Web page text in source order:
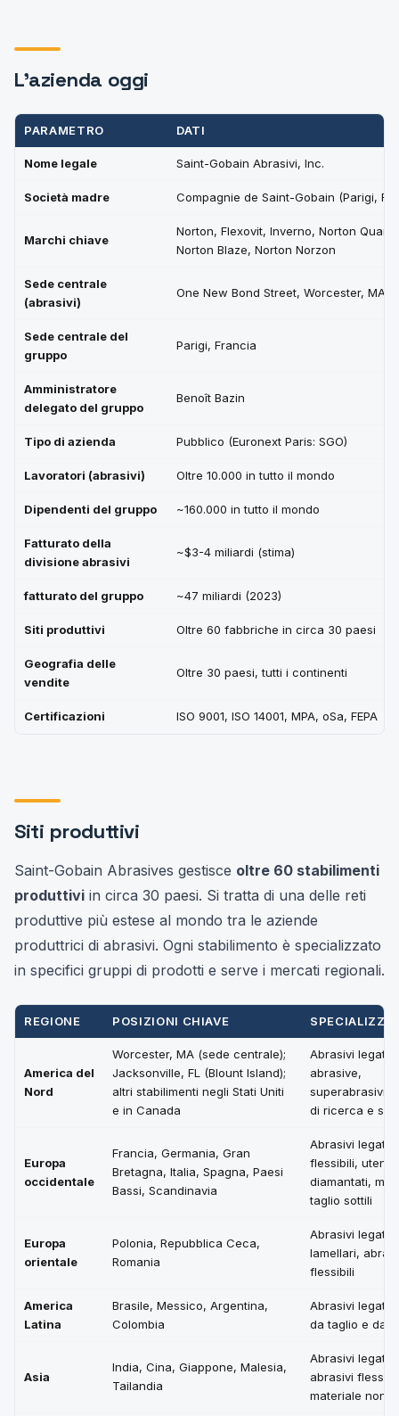
L'azienda oggi
PARAMETRO DATI
Nome legale Saint-Gobain Abrasivi, Inc.
Società madre Compagnie de Saint-Gobain (Parigi,
Marchi chiave
Norton, Flexovit, Inverno, Norton
Norton Blaze, Norton Norzon
Sede centrale
(abrasivi)
One New Bond Street, Worcester, MA,
Sede centrale del
gruppo
Parigi, Francia
Amministratore
delegato del gruppo
Benoît Bazin
Tipo di azienda Pubblico (Euronext Paris: SGO)
Lavoratori (abrasivi) Oltre 10.000 in tutto il mondo
Dipendenti del gruppo ~160.000 in tutto il mondo
Fatturato della
divisione abrasivi
~$3-4 miliardi (stima)
fatturato del gruppo ~47 miliardi (2023)
Siti produttivi Oltre 60 fabbriche in circa 30 paesi
Geografia delle
vendite
Oltre 30 paesi, tutti i continenti
Certificazioni ISO 9001, ISO 14001, MPA, oSa, FEPA
Siti produttivi
Saint-Gobain Abrasives gestisce oltre 60 stabilimenti
produttivi in circa 30 paesi. Si tratta di una delle reti
produttive più estese al mondo tra le aziende
produttrici di abrasivi. Ogni stabilimento è specializzato
in specifici gruppi di prodotti e serve i mercati regionali.
REGIONE POSIZIONI CHIAVE
America del
Nord
Worcester, MA (sede centrale);
Jacksonville, FL (Blount Island);
altri stabilimenti negli Stati Uniti
e in Canada
Abrasivi legati,
abrasive,
superabrasivi,
di ricerca e
Europa
occidentale
Francia, Germania, Gran
Bretagna, Italia, Spagna, Paesi
Bassi, Scandinavia
Abrasivi legati e
flessibili,
diamantati,
taglio sottili
Europa
orientale
Polonia, Repubblica Ceca,
Romania
Abrasivi legati,
lamellari,
flessibili
America
Latina
Brasile, Messico, Argentina,
Colombia
Abrasivi legati,
da taglio e da
Asia
India, Cina, Giappone, Malesia,
Tailandia
Abrasivi legati,
abrasivi
materiale non